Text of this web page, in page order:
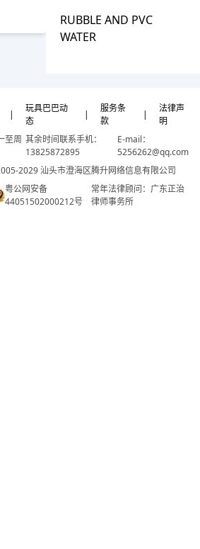
RUBBLE AND PVC
WATER
|
玩具巴巴动
态
|
服务条
款
|
法律声
明
至周 其余时间联系手机：
13825872895
E-mail：
5256262@qq.com
2029 汕头市澄海区腾升网络信息有限公司
粤公网安备
44051502000212号
常年法律顾问：广东正治
律师事务所